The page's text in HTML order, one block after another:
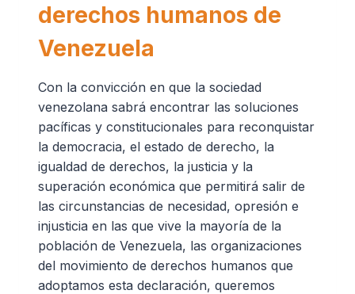
derechos humanos de
Venezuela
Con la convicción en que la sociedad
venezolana sabrá encontrar las soluciones
pacíficas y constitucionales para reconquistar
la democracia, el estado de derecho, la
igualdad de derechos, la justicia y la
superación económica que permitirá salir de
las circunstancias de necesidad, opresión e
injusticia en las que vive la mayoría de la
población de Venezuela, las organizaciones
del movimiento de derechos humanos que
adoptamos esta declaración, queremos